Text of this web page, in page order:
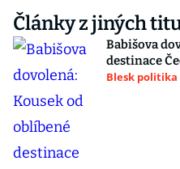
Články z jiných
Babišova
destinace
Blesk politika